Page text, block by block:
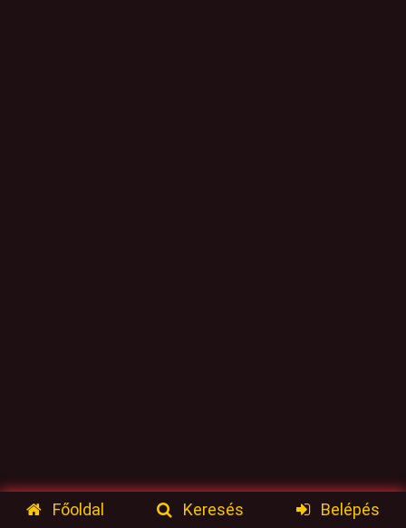
Főoldal Keresés Belépés